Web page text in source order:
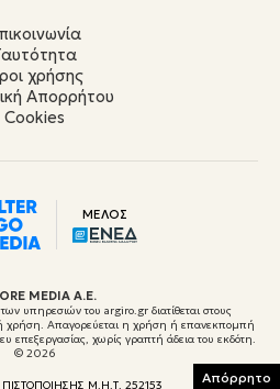
χρήσης
Απορρήτου
Cookies
ΜΕΛΟΣ
MEDIA Α.Ε.
υπηρεσιών του argiro.gr διατίθεται στους
χρήση. Απαγορεύεται η χρήση ή επανεκπομπή
επεξεργασίας, χωρίς γραπτή άδεια του εκδότη.
© 2026
Μ.Η.Τ. 252153 Απόρρητο